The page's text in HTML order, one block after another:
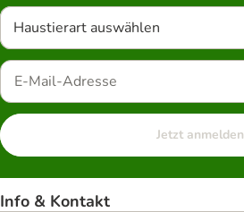
Haustierart auswählen
Jetzt anmelden
Info & Kontakt